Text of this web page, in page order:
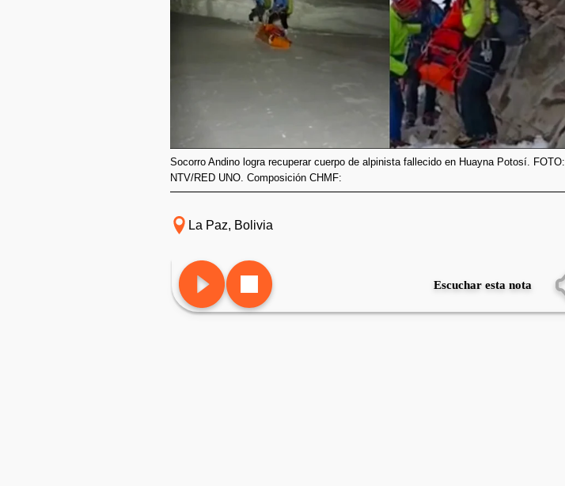
Socorro Andino logra recuperar cuerpo de alpinista fallecido en Huayna Potosí. FOTO:
NTV/RED UNO. Composición CHMF:
La Paz, Bolivia
Escuchar esta nota